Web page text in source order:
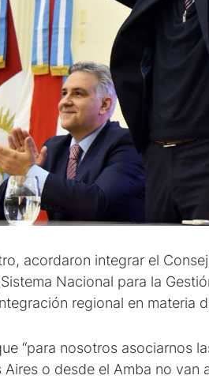
acordaron integrar el
Nacional para la
regional en materia
“para nosotros asociarnos
o desde el Amba no